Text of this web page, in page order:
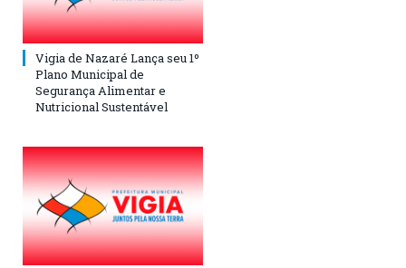
Vigia de Nazaré Lança seu 1º
Plano Municipal de
Segurança Alimentar e
Nutricional Sustentável